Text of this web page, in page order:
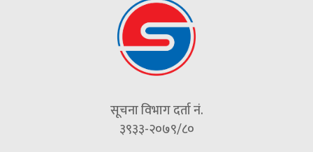
सूचना विभाग दर्ता नं.
३९३३-२०७९/८०